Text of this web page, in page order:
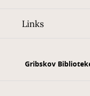
Links
Gribskov